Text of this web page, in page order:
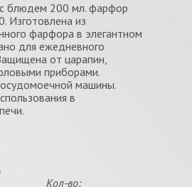
блюдем 200 мл. фарфор
Изготовлена из
фарфора в элегантном
для ежедневного
от царапин,
приборами.
машины.
в
Кол-во: